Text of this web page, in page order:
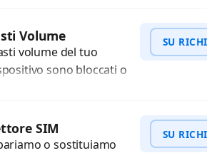
o sostituzione
componenti
Volume
volume del tuo
sono bloccati o
con
SU
SIM
o sostituiamo
SU